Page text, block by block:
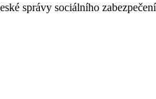
správy sociálního